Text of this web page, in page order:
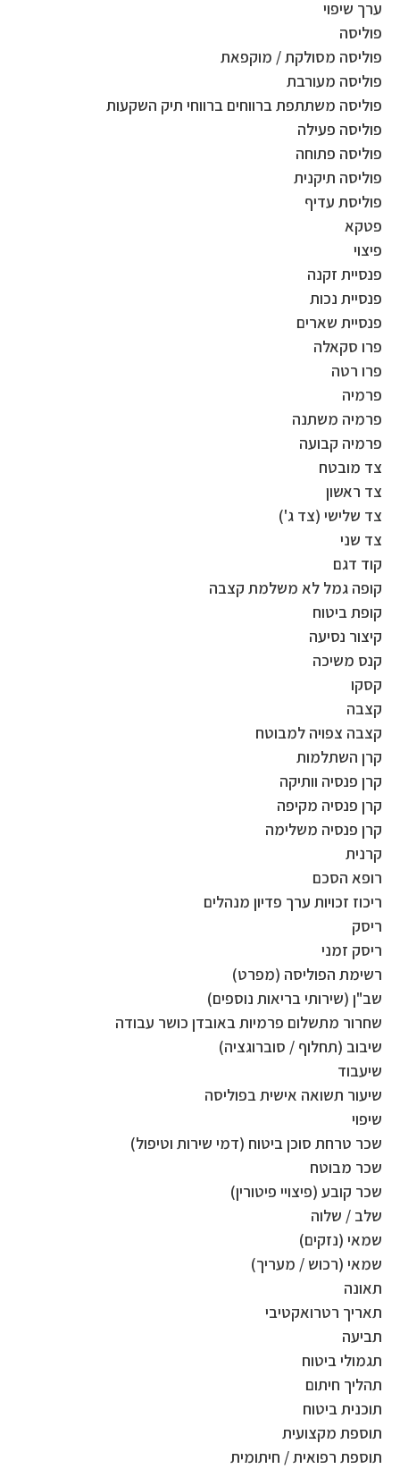
ערך שיפוי
פוליסה
פוליסה מסולקת / מוקפאת
פוליסה מעורבת
פוליסה משתתפת ברווחים ברווחי תיק השקעות
פוליסה פעילה
פוליסה פתוחה
פוליסה תיקנית
פוליסת עדיף
פטקא
פיצוי
פנסיית זקנה
פנסיית נכות
פנסיית שארים
פרו סקאלה
פרו רטה
פרמיה
פרמיה משתנה
פרמיה קבועה
צד מובטח
צד ראשון
צד שלישי (צד ג')
צד שני
קוד דגם
קופה גמל לא משלמת קצבה
קופת ביטוח
קיצור נסיעה
קנס משיכה
קסקו
קצבה
קצבה צפויה למבוטח
קרן השתלמות
קרן פנסיה וותיקה
קרן פנסיה מקיפה
קרן פנסיה משלימה
קרנית
רופא הסכם
ריכוז זכויות ערך פדיון מנהלים
ריסק
ריסק זמני
רשימת הפוליסה (מפרט)
שב"ן (שירותי בריאות נוספים)
שחרור מתשלום פרמיות באובדן כושר עבודה
שיבוב (תחלוף / סוברוגציה)
שיעבוד
שיעור תשואה אישית בפוליסה
שיפוי
שכר טרחת סוכן ביטוח (דמי שירות וטיפול)
שכר מבוטח
שכר קובע (פיצויי פיטורין)
שלב / שלוה
שמאי (נזקים)
שמאי (רכוש / מעריך)
תאונה
תאריך רטרואקטיבי
תביעה
תגמולי ביטוח
תהליך חיתום
תוכנית ביטוח
תוספת מקצועית
תוספת רפואית / חיתומית